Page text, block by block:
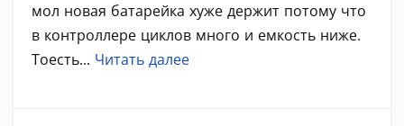
мол новая батарейка хуже держит потому что
в контроллере циклов много и емкость ниже.
Тоесть... Читать далее